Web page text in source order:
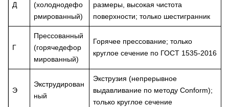
Д
(холоднодефо
рмированный)
размеры, высокая чистота
поверхности; только шестигранник
Г
Прессованный
(горячедефор
мированный)
Горячее прессование; только
круглое сечение по ГОСТ 1535-2016
Э
Экструдирован
ный
Экструзия (непрерывное
выдавливание по методу Conform);
только круглое сечение